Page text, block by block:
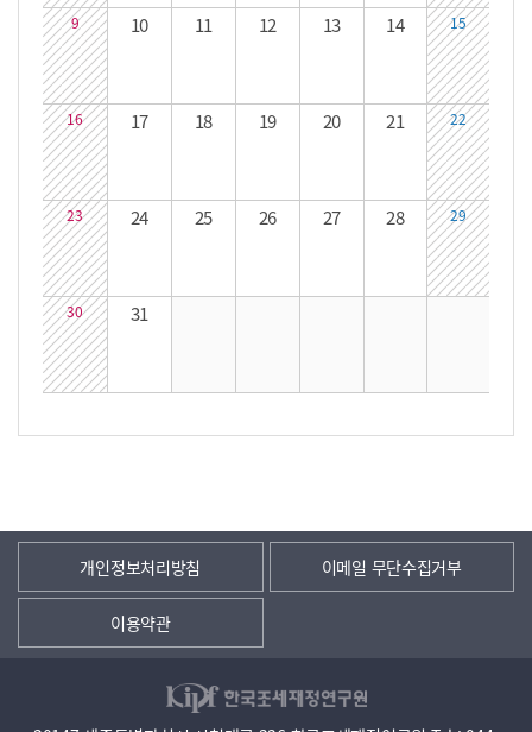
9 10 11 12 13 14 15
16 17 18 19 20 21 22
23 24 25 26 27 28 29
30 31
개인정보처리방침 이메일 무단수집거부
이용약관